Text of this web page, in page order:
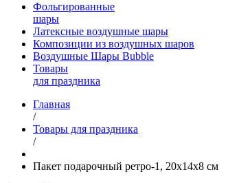
Фольгированные
шары
Латексные воздушные шары
Композиции из воздушных шаров
Воздушные Шары Bubble
Товары
для праздника
Главная
/
Товары для праздника
/
Пакет подарочный ретро-1, 20х14х8 см